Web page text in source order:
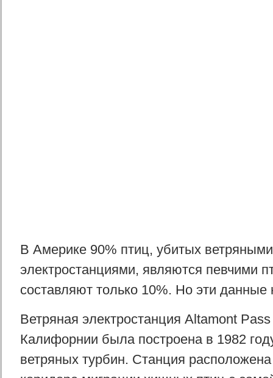
В Америке 90% птиц, убитых ветряными
электростанциями, являются певчими
составляют только 10%. Но эти
Ветряная электростанция Altamont
Калифорнии была построена в 1982
ветряных турбин. Станция